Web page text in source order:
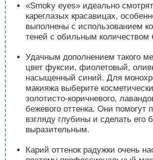
«Smoky eyes» идеально
кареглазых красавицах,
выполнены с использованием
теней с обильным количеством
Удачным дополнением такого
цвет фуксии, фиолетовый,
насыщенный синий. Для
макияжа выберите
золотисто-коричневого,
бежевого оттенка. Они помогут
взгляду глубины и сделать его
выразительным.
Карий оттенок радужки очень